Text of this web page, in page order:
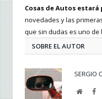
Cosas de Autos
novedades y las
que sin dudas es uno de
SOBRE EL AUTOR
SERGIO
Web